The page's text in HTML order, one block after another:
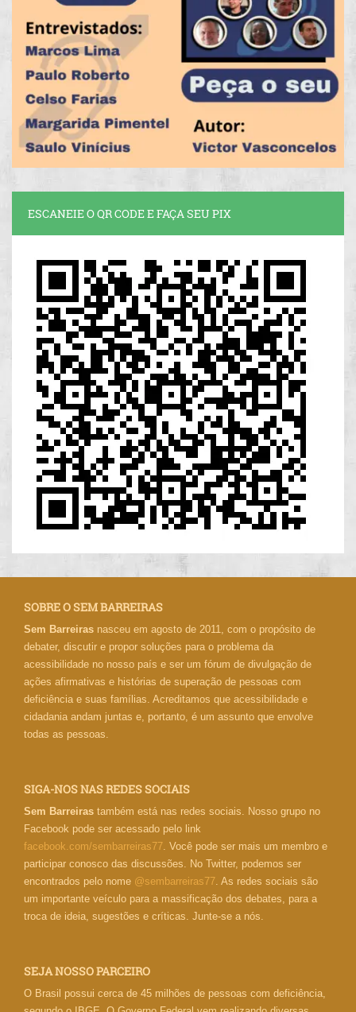
ESCANEIE O QR CODE E FAÇA SEU PIX
SOBRE O SEM BARREIRAS
Sem Barreiras nasceu em agosto de 2011, com o propósito de
debater, discutir e propor soluções para o problema da
acessibilidade no nosso país e ser um fórum de divulgação de
ações afirmativas e histórias de superação de pessoas com
deficiência e suas famílias. Acreditamos que acessibilidade e
cidadania andam juntas e, portanto, é um assunto que envolve
todas as pessoas.
SIGA-NOS NAS REDES SOCIAIS
Sem Barreiras também está nas redes sociais. Nosso grupo no
Facebook pode ser acessado pelo link
facebook.com/sembarreiras77 . Você pode ser mais um membro e
participar conosco das discussões. No Twitter, podemos ser
encontrados pelo nome @sembarreiras77 . As redes sociais são
um importante veículo para a massificação dos debates, para a
troca de ideia, sugestões e críticas. Junte-se a nós.
SEJA NOSSO PARCEIRO
O Brasil possui cerca de 45 milhões de pessoas com deficiência,